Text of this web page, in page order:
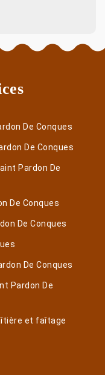
De Conques
De Conques
Pardon De
De Conques
De Conques
De Conques
Pardon De
et faîtage